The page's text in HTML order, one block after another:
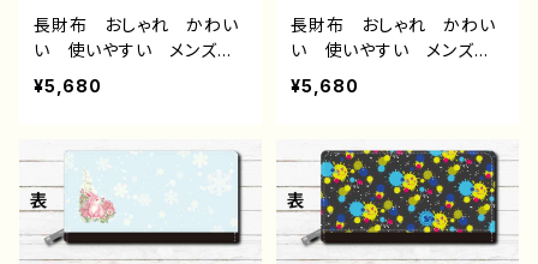
長財布 おしゃれ かわい
い 使いやすい メンズ
レディース イラスト エモ
い 可愛い女の子 かわい
高校生 セーラー服 プリ
ッツスカート 黒髪 ボブ
ヘア ショートカット 風
景 綺麗 景色 美しい
ノスタルジック 個性的
¥5,680
長財布 おしゃれ かわい
い 使いやすい メンズ
レディース イラスト エモ
い 可愛い女の子 かわい
高校生 セーラー服 黒
髪 ボブヘア ショートカッ
ト 風景 綺麗 景色 美
しい ノスタルジック 個
性的 おすすめ 人気 イ
¥5,680